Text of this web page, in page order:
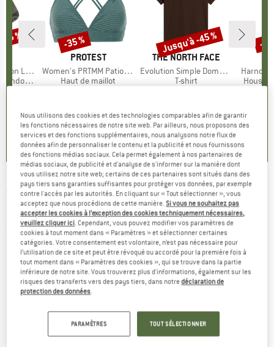
Socks
réduit
de
252)
%
MARQUE
PROTEST
Article
Women's PRTMM Patio Triangle
Product group
Haut de maillot
4,9(23)
Remise
-35 %
MARQUE
THE NORTH FACE
Article
Evolution Simple Dome Short Sleeve
Product group
T-shirt
+11
4,8(8)
Remise
Jusqu'à -45 %
Article
Housse
9,95
-
OUTWELL - Tisane Vacuum Jug - Bouteille
isotherme
(0)
Nous utilisons des cookies et des technologies comparables afin de garantir
les fonctions nécessaires de notre site web. Par ailleurs, nous proposons des
services et des fonctions supplémentaires, nous analysons notre flux de
données afin de personnaliser le contenu et la publicité et nous fournissons
des fonctions médias sociaux. Cela permet également à nos partenaires de
médias sociaux, de publicité et d'analyse de s'informer sur la manière dont
vous utilisez notre site web; certains de ces partenaires sont situés dans des
pays tiers sans garanties suffisantes pour protéger vos données, par exemple
contre l'accès par les autorités. En cliquant sur « Tout sélectionner », vous
acceptez que nous procédions de cette manière.Si vous ne souhaitez pas
accepter les cookies à l’exception des cookies techniquement nécessaires,
veuillez cliquer ici. Cependant, vous pouvez modifier vos paramètres de
cookies à tout moment dans « Paramètres » et sélectionner certaines
catégories. Votre consentement est volontaire, n’est pas nécessaire pour
l’utilisation de ce site et peut être révoqué ou accordé pour la première fois à
tout moment dans « Paramètres des cookies », qui se trouve dans la partie
inférieure de notre site. Vous trouverez plus d'informations, également sur les
risques des transferts vers des pays tiers, dans notredéclaration de
protection des données.
PARAMÈTRES TOUT SÉLECTIONNER